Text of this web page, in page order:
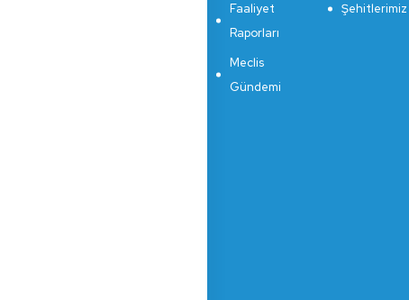
Faaliyet
Raporları
Meclis
Gündemi
Şehitlerimiz